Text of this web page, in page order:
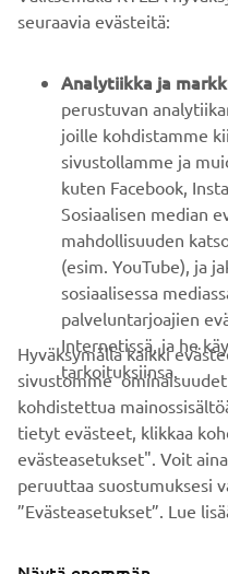
B2B
YAMAHA MUUALLA
ASIAKASTUKI
UUTISKIRJE
Ole ensimmäinen, joka
erikoistapahtumista, uusista
Lue tietosuojakäytäntömme
käsittelemme henkilötietojasi:
seuraavia evästeitä:
Analytiikka ja
perustuvan
joille kohdistamme
sivustollamme ja
kuten Facebook,
Sosiaalisen median
mahdollisuuden
(esim. YouTube), ja
sosiaalisessa
palveluntarjoajien
Internetissä, ja he
tarkoituksiinsa.
Hyväksymällä kaikki
sivustomme
kohdistettua
tietyt evästeet, klikkaa
evästeasetukset". Voit
peruuttaa suostumuksesi
”Evästeasetukset”. Lue